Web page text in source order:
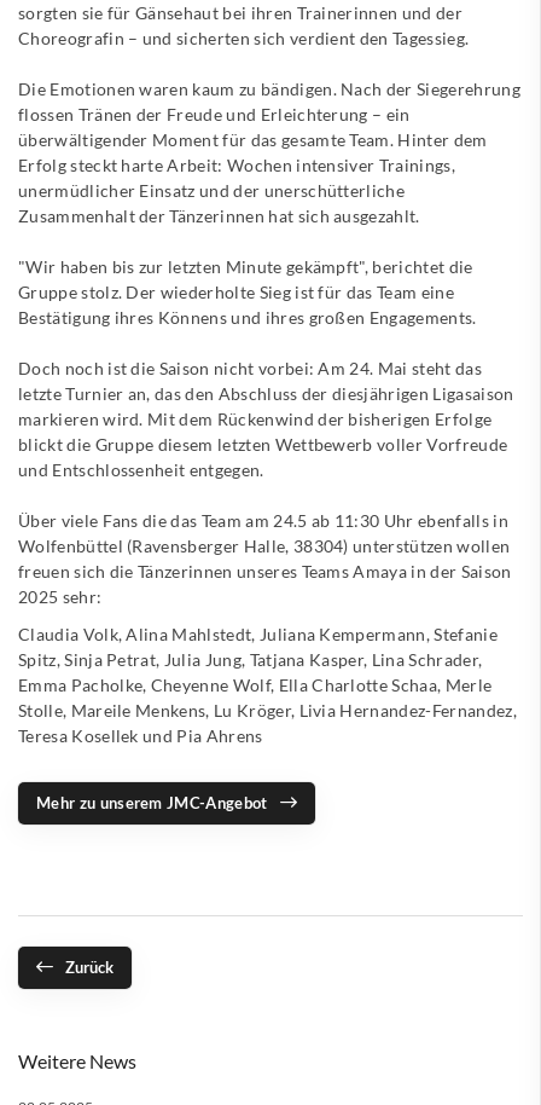
sorgten sie für Gänsehaut bei ihren Trainerinnen und der
Choreografin – und sicherten sich verdient den Tagessieg.
Die Emotionen waren kaum zu bändigen. Nach der Siegerehrung
flossen Tränen der Freude und Erleichterung – ein
überwältigender Moment für das gesamte Team. Hinter dem
Erfolg steckt harte Arbeit: Wochen intensiver Trainings,
unermüdlicher Einsatz und der unerschütterliche
Zusammenhalt der Tänzerinnen hat sich ausgezahlt.
"Wir haben bis zur letzten Minute gekämpft", berichtet die
Gruppe stolz. Der wiederholte Sieg ist für das Team eine
Bestätigung ihres Könnens und ihres großen Engagements.
Doch noch ist die Saison nicht vorbei: Am 24. Mai steht das
letzte Turnier an, das den Abschluss der diesjährigen Ligasaison
markieren wird. Mit dem Rückenwind der bisherigen Erfolge
blickt die Gruppe diesem letzten Wettbewerb voller Vorfreude
und Entschlossenheit entgegen.
Über viele Fans die das Team am 24.5 ab 11:30 Uhr ebenfalls in
Wolfenbüttel (Ravensberger Halle, 38304) unterstützen wollen
freuen sich die Tänzerinnen unseres Teams Amaya in der Saison
2025 sehr:
Claudia Volk, Alina Mahlstedt, Juliana Kempermann, Stefanie
Spitz, Sinja Petrat, Julia Jung, Tatjana Kasper, Lina Schrader,
Emma Pacholke, Cheyenne Wolf, Ella Charlotte Schaa, Merle
Stolle, Mareile Menkens, Lu Kröger, Livia Hernandez-Fernandez,
Teresa Kosellek und Pia Ahrens
Mehr zu unserem JMC-Angebot
Zurück
Weitere News